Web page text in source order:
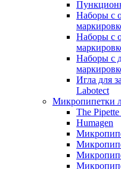
Наборы с
Наборы с
Наборы с
Игла для
Labotect
Микропипетки
The
Humagen